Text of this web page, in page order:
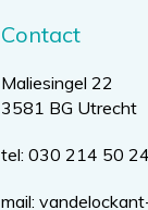
Contact
Maliesingel 22
3581 BG Utrecht
tel: 030 214 50 24
mail: